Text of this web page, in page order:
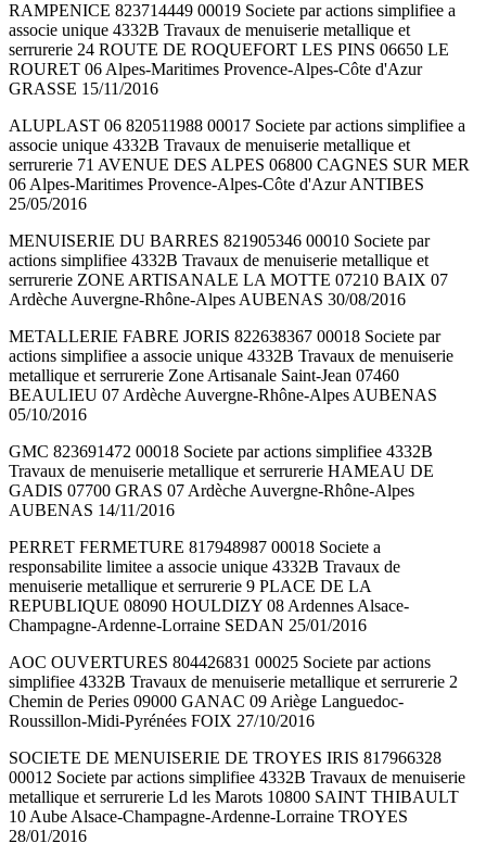
RAMPENICE 823714449 00019 Societe par actions simplifiee a
associe unique 4332B Travaux de menuiserie metallique et
serrurerie 24 ROUTE DE ROQUEFORT LES PINS 06650 LE
ROURET 06 Alpes-Maritimes Provence-Alpes-Côte d'Azur
GRASSE 15/11/2016
ALUPLAST 06 820511988 00017 Societe par actions simplifiee a
associe unique 4332B Travaux de menuiserie metallique et
serrurerie 71 AVENUE DES ALPES 06800 CAGNES SUR MER
06 Alpes-Maritimes Provence-Alpes-Côte d'Azur ANTIBES
25/05/2016
MENUISERIE DU BARRES 821905346 00010 Societe par
actions simplifiee 4332B Travaux de menuiserie metallique et
serrurerie ZONE ARTISANALE LA MOTTE 07210 BAIX 07
Ardèche Auvergne-Rhône-Alpes AUBENAS 30/08/2016
METALLERIE FABRE JORIS 822638367 00018 Societe par
actions simplifiee a associe unique 4332B Travaux de menuiserie
metallique et serrurerie Zone Artisanale Saint-Jean 07460
BEAULIEU 07 Ardèche Auvergne-Rhône-Alpes AUBENAS
05/10/2016
GMC 823691472 00018 Societe par actions simplifiee 4332B
Travaux de menuiserie metallique et serrurerie HAMEAU DE
GADIS 07700 GRAS 07 Ardèche Auvergne-Rhône-Alpes
AUBENAS 14/11/2016
PERRET FERMETURE 817948987 00018 Societe a
responsabilite limitee a associe unique 4332B Travaux de
menuiserie metallique et serrurerie 9 PLACE DE LA
REPUBLIQUE 08090 HOULDIZY 08 Ardennes Alsace-
Champagne-Ardenne-Lorraine SEDAN 25/01/2016
AOC OUVERTURES 804426831 00025 Societe par actions
simplifiee 4332B Travaux de menuiserie metallique et serrurerie 2
Chemin de Peries 09000 GANAC 09 Ariège Languedoc-
Roussillon-Midi-Pyrénées FOIX 27/10/2016
SOCIETE DE MENUISERIE DE TROYES IRIS 817966328
00012 Societe par actions simplifiee 4332B Travaux de menuiserie
metallique et serrurerie Ld les Marots 10800 SAINT THIBAULT
10 Aube Alsace-Champagne-Ardenne-Lorraine TROYES
28/01/2016